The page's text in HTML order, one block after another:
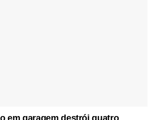
em garagem destrói quatro